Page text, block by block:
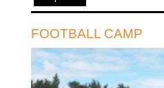
FOOTBALL CAMP